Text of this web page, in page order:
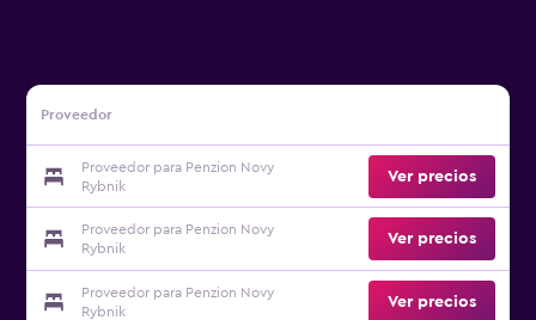
Proveedor
Proveedor para Penzion Novy
Rybnik
Ver precios
Proveedor para Penzion Novy
Rybnik
Ver precios
Proveedor para Penzion Novy
Rybnik
Ver precios